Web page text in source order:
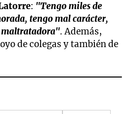
: "Tengo miles de
tengo mal carácter,
maltratadora". Además,
de colegas y también de